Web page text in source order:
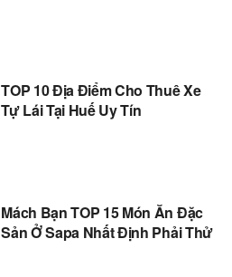
TOP 10 Địa Điểm Cho Thuê Xe
Tự Lái Tại Huế Uy Tín
Mách Bạn TOP 15 Món Ăn Đặc
Sản Ở Sapa Nhất Định Phải Thử